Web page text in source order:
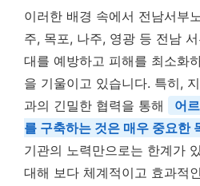
이러한 배경 속에서 전남서부
주, 목포, 나주, 영광 등 전남
대를 예방하고 피해를 최소화
을 기울이고 있습니다. 특히,
과의 긴밀한 협력을 통해
어
를 구축하는 것은 매우 중요한
기관의 노력만으로는 한계가
대해 보다 체계적이고 효과적